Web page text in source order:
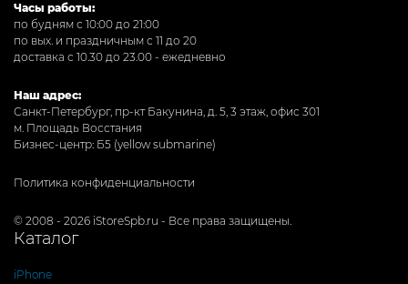
Часы работы:
по будням с 10:00 до 21:00
по вых. и праздничным с 11 до 20
доставка с 10.30 до 23.00 - ежедневно
Наш адрес:
Санкт-Петербург, пр-кт Бакунина, д. 5, 3 этаж, офис 301
м. Площадь Восстания
Бизнес-центр: Б5 (yellow submarine)
Политика конфиденциальности
© 2008 - 2026 iStoreSpb.ru - Все права защищены.
Каталог
iPhone